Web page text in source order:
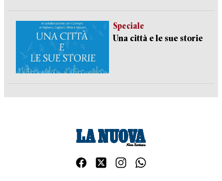
Speciale
Una città e le sue storie